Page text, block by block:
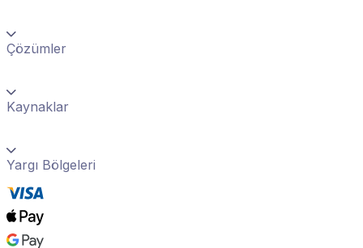
Çözümler
Kaynaklar
Yargı Bölgeleri